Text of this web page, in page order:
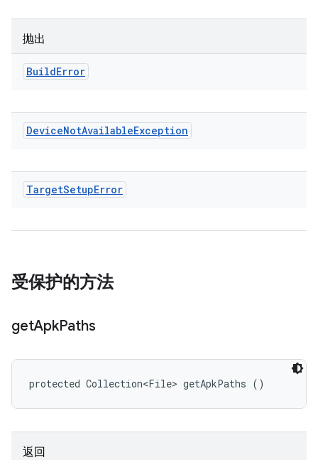
抛出
BuildError
DeviceNotAvailableException
TargetSetupError
受保护的方法
getApkPaths
protected Collection<File> getApkPaths ()
返回